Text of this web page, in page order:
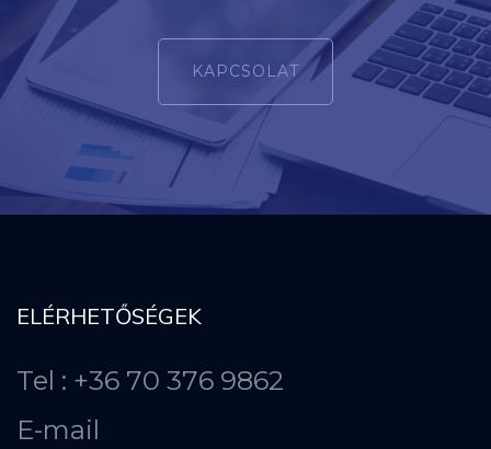
KAPCSOLAT
ELÉRHETŐSÉGEK
Tel : +36 70 376 9862
E-mail